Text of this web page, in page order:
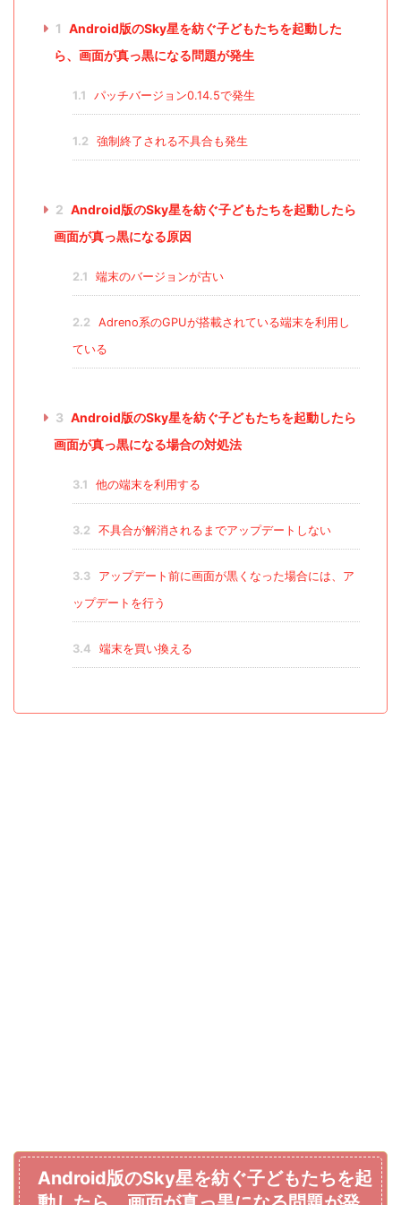
1 Android版のSky星を紡ぐ子どもたちを起動した
ら、画面が真っ黒になる問題が発生
1.1 パッチバージョン0.14.5で発生
1.2 強制終了される不具合も発生
2 Android版のSky星を紡ぐ子どもたちを起動したら
画面が真っ黒になる原因
2.1 端末のバージョンが古い
2.2
Adreno系のGPUが搭載されている端末を利用し
ている
3 Android版のSky星を紡ぐ子どもたちを起動したら
画面が真っ黒になる場合の対処法
3.1 他の端末を利用する
3.2 不具合が解消されるまでアップデートしない
3.3
アップデート前に画面が黒くなった場合には、ア
ップデートを行う
3.4 端末を買い換える
Android版のSky星を紡ぐ子どもたちを起